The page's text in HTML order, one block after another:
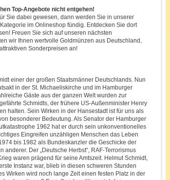
Top-Angebote nicht entgehen!
Sie dabei gewesen, dann werden Sie in unserer
im Onlineshop fündig. Entdecken Sie dort
Freuen Sie sich auf unseren nächsten
wir Ihnen wertvolle Goldmünzen aus Deutschland,
Sonderpreisen an!
einer der großen Staatsmänner Deutschlands. Nun
in der St. Michaeliskirche und im Hamburger
Gäste aus der ganzen Welt wurden zur
Schmidts, der frühere US-Außenminister Henry
halten. Sein Wirken in der Hansestadt ist für uns als
besonderer Bedeutung. Als Senator der Hamburger
1962 hat er durch sein unkonventionelles
Eingreifen unzähligen Menschen das Leben
bis 1982 als Bundeskanzler die Geschicke der
Der „Deutsche Herbst“, RAF-Terrorismus
waren prägend für seine Amtszeit. Helmut Schmidt,
Instanz war, blieb in diesen schweren Stunden
Wirken wird noch lange Zeit einen festen Platz in der